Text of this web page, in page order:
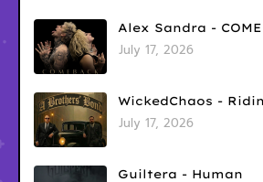
Alex Sandra -
July 17, 2026
WickedChaos -
July 17, 2026
Guiltera - Human